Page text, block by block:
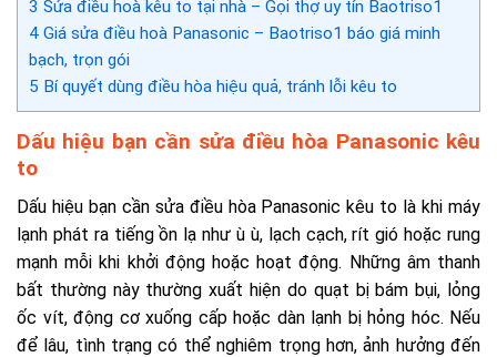
3 Sửa điều hoà kêu to tại nhà – Gọi thợ uy tín Baotriso1
4 Giá sửa điều hoà Panasonic – Baotriso1 báo giá minh
bạch, trọn gói
5 Bí quyết dùng điều hòa hiệu quả, tránh lỗi kêu to
Dấu hiệu bạn cần sửa điều hòa Panasonic kêu
to
Dấu hiệu bạn cần sửa điều hòa Panasonic kêu to là khi máy
lạnh phát ra tiếng ồn lạ như ù ù, lạch cạch, rít gió hoặc rung
mạnh mỗi khi khởi động hoặc hoạt động. Những âm thanh
bất thường này thường xuất hiện do quạt bị bám bụi, lỏng
ốc vít, động cơ xuống cấp hoặc dàn lạnh bị hỏng hóc. Nếu
để lâu, tình trạng có thể nghiêm trọng hơn, ảnh hưởng đến